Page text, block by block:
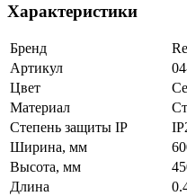
Характеристики
Бренд
Артикул
Цвет
Материал
Степень защиты IP
Ширина, мм
Высота, мм
Длина